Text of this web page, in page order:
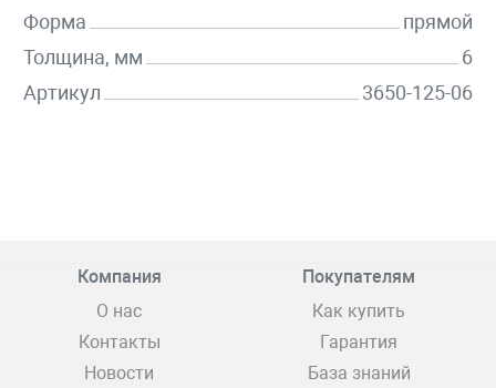
Форма
прямой
Толщина, мм
6
Артикул
3650-125-06
Компания
О нас
Контакты
Новости
Покупателям
Как купить
Гарантия
База знаний